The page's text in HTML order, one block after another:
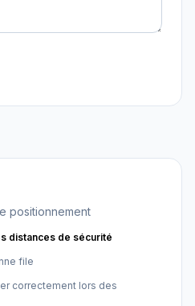
positionnement
distances de sécurité
file
correctement lors des